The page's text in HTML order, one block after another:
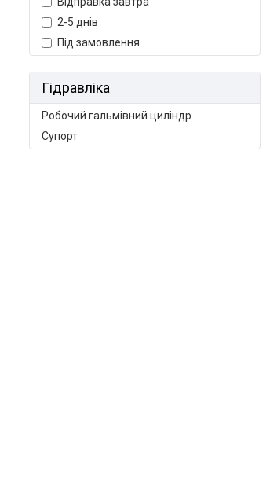
2-5 днів
Під замовлення
Гідравліка
Робочий гальмівний циліндр
Супорт